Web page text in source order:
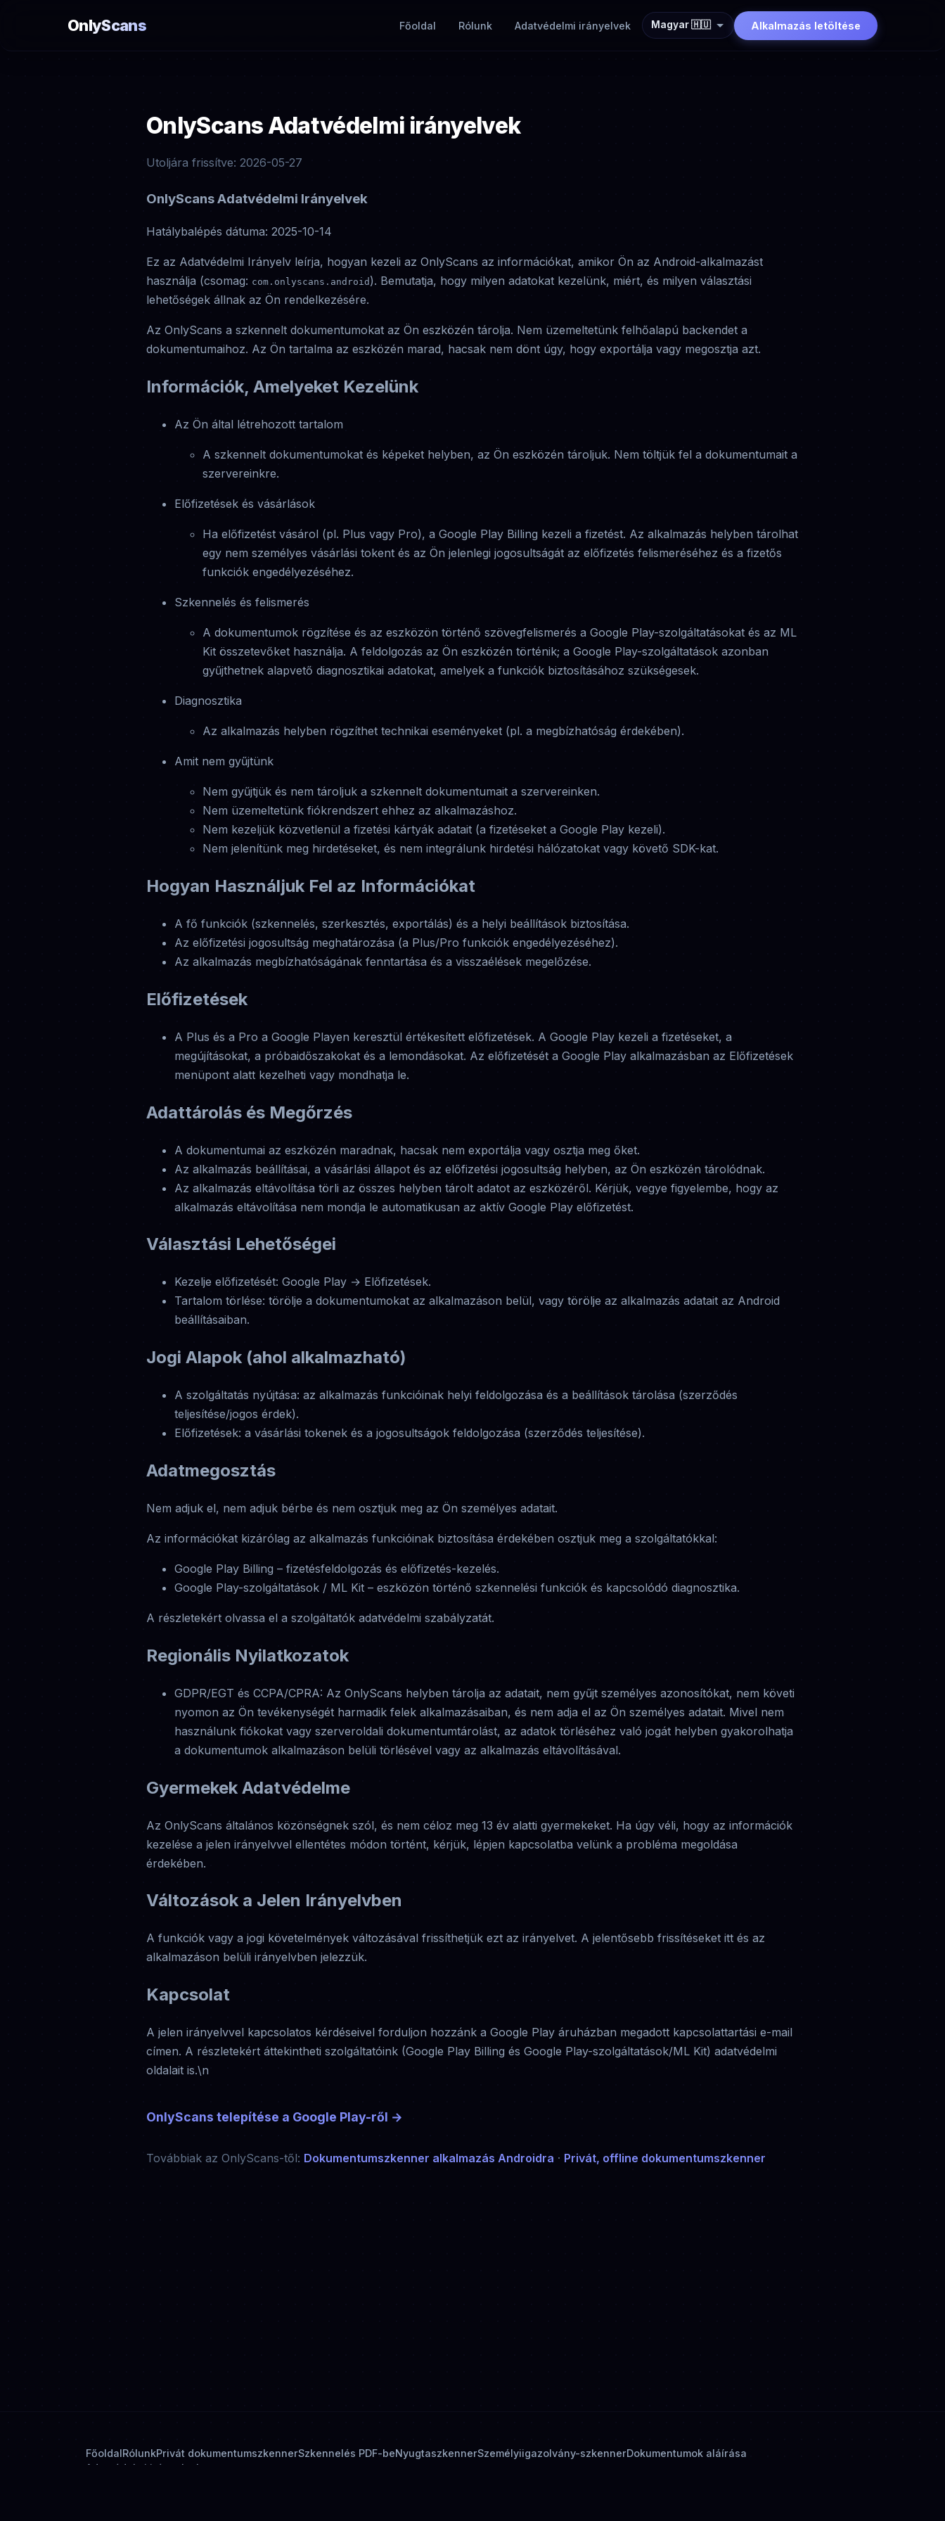
OnlyScans Főoldal Rólunk Adatvédelmi irányelvek Magyar 🇭🇺 Alkalmazás letöltése
OnlyScans Adatvédelmi irányelvek
Utoljára frissítve: 2026-05-27
OnlyScans Adatvédelmi Irányelvek
Hatálybalépés dátuma: 2025-10-14
Ez az Adatvédelmi Irányelv leírja, hogyan kezeli az OnlyScans az információkat, amikor Ön az Android-alkalmazást
használja (csomag: com.onlyscans.android ). Bemutatja, hogy milyen adatokat kezelünk, miért, és milyen választási
lehetőségek állnak az Ön rendelkezésére.
Az OnlyScans a szkennelt dokumentumokat az Ön eszközén tárolja. Nem üzemeltetünk felhőalapú backendet a
dokumentumaihoz. Az Ön tartalma az eszközén marad, hacsak nem dönt úgy, hogy exportálja vagy megosztja azt.
Információk, Amelyeket Kezelünk
Az Ön által létrehozott tartalom
A szkennelt dokumentumokat és képeket helyben, az Ön eszközén tároljuk. Nem töltjük fel a dokumentumait a
szervereinkre.
Előfizetések és vásárlások
Ha előfizetést vásárol (pl. Plus vagy Pro), a Google Play Billing kezeli a fizetést. Az alkalmazás helyben tárolhat
egy nem személyes vásárlási tokent és az Ön jelenlegi jogosultságát az előfizetés felismeréséhez és a fizetős
funkciók engedélyezéséhez.
Szkennelés és felismerés
A dokumentumok rögzítése és az eszközön történő szövegfelismerés a Google Play-szolgáltatásokat és az ML
Kit összetevőket használja. A feldolgozás az Ön eszközén történik; a Google Play-szolgáltatások azonban
gyűjthetnek alapvető diagnosztikai adatokat, amelyek a funkciók biztosításához szükségesek.
Diagnosztika
Az alkalmazás helyben rögzíthet technikai eseményeket (pl. a megbízhatóság érdekében).
Amit nem gyűjtünk
Nem gyűjtjük és nem tároljuk a szkennelt dokumentumait a szervereinken.
Nem üzemeltetünk fiókrendszert ehhez az alkalmazáshoz.
Nem kezeljük közvetlenül a fizetési kártyák adatait (a fizetéseket a Google Play kezeli).
Nem jelenítünk meg hirdetéseket, és nem integrálunk hirdetési hálózatokat vagy követő SDK-kat.
Hogyan Használjuk Fel az Információkat
A fő funkciók (szkennelés, szerkesztés, exportálás) és a helyi beállítások biztosítása.
Az előfizetési jogosultság meghatározása (a Plus/Pro funkciók engedélyezéséhez).
Az alkalmazás megbízhatóságának fenntartása és a visszaélések megelőzése.
Előfizetések
A Plus és a Pro a Google Playen keresztül értékesített előfizetések. A Google Play kezeli a fizetéseket, a
megújításokat, a próbaidőszakokat és a lemondásokat. Az előfizetését a Google Play alkalmazásban az Előfizetések
menüpont alatt kezelheti vagy mondhatja le.
Adattárolás és Megőrzés
A dokumentumai az eszközén maradnak, hacsak nem exportálja vagy osztja meg őket.
Az alkalmazás beállításai, a vásárlási állapot és az előfizetési jogosultság helyben, az Ön eszközén tárolódnak.
Az alkalmazás eltávolítása törli az összes helyben tárolt adatot az eszközéről. Kérjük, vegye figyelembe, hogy az
alkalmazás eltávolítása nem mondja le automatikusan az aktív Google Play előfizetést.
Választási Lehetőségei
Kezelje előfizetését: Google Play → Előfizetések.
Tartalom törlése: törölje a dokumentumokat az alkalmazáson belül, vagy törölje az alkalmazás adatait az Android
beállításaiban.
Jogi Alapok (ahol alkalmazható)
A szolgáltatás nyújtása: az alkalmazás funkcióinak helyi feldolgozása és a beállítások tárolása (szerződés
teljesítése/jogos érdek).
Előfizetések: a vásárlási tokenek és a jogosultságok feldolgozása (szerződés teljesítése).
Adatmegosztás
Nem adjuk el, nem adjuk bérbe és nem osztjuk meg az Ön személyes adatait.
Az információkat kizárólag az alkalmazás funkcióinak biztosítása érdekében osztjuk meg a szolgáltatókkal:
Google Play Billing – fizetésfeldolgozás és előfizetés-kezelés.
Google Play-szolgáltatások / ML Kit – eszközön történő szkennelési funkciók és kapcsolódó diagnosztika.
A részletekért olvassa el a szolgáltatók adatvédelmi szabályzatát.
Regionális Nyilatkozatok
GDPR/EGT és CCPA/CPRA: Az OnlyScans helyben tárolja az adatait, nem gyűjt személyes azonosítókat, nem követi
nyomon az Ön tevékenységét harmadik felek alkalmazásaiban, és nem adja el az Ön személyes adatait. Mivel nem
használunk fiókokat vagy szerveroldali dokumentumtárolást, az adatok törléséhez való jogát helyben gyakorolhatja
a dokumentumok alkalmazáson belüli törlésével vagy az alkalmazás eltávolításával.
Gyermekek Adatvédelme
Az OnlyScans általános közönségnek szól, és nem céloz meg 13 év alatti gyermekeket. Ha úgy véli, hogy az információk
kezelése a jelen irányelvvel ellentétes módon történt, kérjük, lépjen kapcsolatba velünk a probléma megoldása
érdekében.
Változások a Jelen Irányelvben
A funkciók vagy a jogi követelmények változásával frissíthetjük ezt az irányelvet. A jelentősebb frissítéseket itt és az
alkalmazáson belüli irányelvben jelezzük.
Kapcsolat
A jelen irányelvvel kapcsolatos kérdéseivel forduljon hozzánk a Google Play áruházban megadott kapcsolattartási e-mail
címen. A részletekért áttekintheti szolgáltatóink (Google Play Billing és Google Play-szolgáltatások/ML Kit) adatvédelmi
oldalait is.\n
OnlyScans telepítése a Google Play-ről →
Továbbiak az OnlyScans-től: Dokumentumszkenner alkalmazás Androidra · Privát, offline dokumentumszkenner
FőoldalRólunkPrivát dokumentumszkennerSzkennelés PDF-beNyugtaszkennerSzemélyiigazolvány-szkennerDokumentumok aláírása
Adatvédelmi irányelvek